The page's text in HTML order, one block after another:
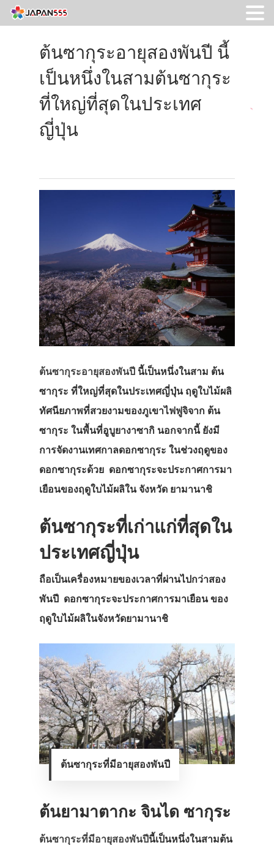
ต้นซากุระอายุสองพันปี นี้
เป็นหนึ่งในสามต้นซากุระ
ที่ใหญ่ที่สุดในประเทศ
ญี่ปุ่น
ต้นซากุระอายุสองพันปี นี้เป็นหนึ่งในสาม ต้น
ซากุระ ที่ใหญ่ที่สุดในประเทศญี่ปุ่น ฤดูใบไม้ผลิ
ทัศนียภาพที่สวยงามของภูเขาไฟฟูจิจาก ต้น
ซากุระ ในพื้นที่อูบูยางาซากิ นอกจากนี้ ยังมี
การจัดงานเทศกาลดอกซากุระ ในช่วงฤดูของ
ดอกซากุระด้วย ดอกซากุระจะประกาศการมา
เยือนของฤดูใบไม้ผลิใน จังหวัด ยามานาชิ
ต้นซากุระที่เก่าแก่ที่สุดใน
ประเทศญี่ปุ่น
ถือเป็นเครื่องหมายของเวลาที่ผ่านไปกว่าสอง
พันปี ดอกซากุระจะประกาศการมาเยือน ของ
ฤดูใบไม้ผลิในจังหวัดยามานาชิ
ต้นซากุระที่มีอายุสองพันปี
ต้นยามาตากะ จินได ซากุระ
ต้นซากุระที่มีอายุสองพันปีนี้เป็นหนึ่งในสามต้น